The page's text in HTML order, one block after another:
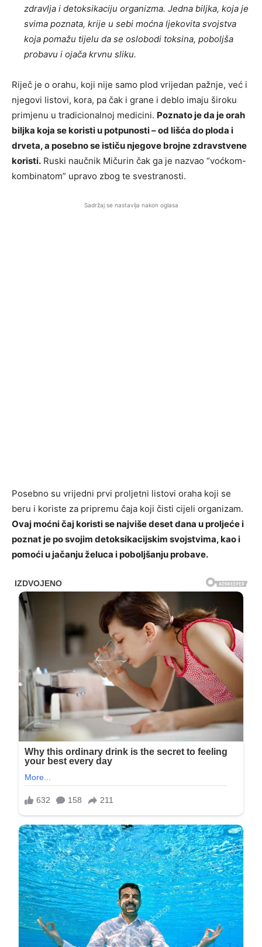
zdravlja i detoksikaciju organizma. Jedna biljka, koja je
svima poznata, krije u sebi moćna ljekovita svojstva
koja pomažu tijelu da se oslobodi toksina, poboljša
probavu i ojača krvnu sliku.
Riječ je o orahu, koji nije samo plod vrijedan pažnje, već i
njegovi listovi, kora, pa čak i grane i deblo imaju široku
primjenu u tradicionalnoj medicini. Poznato je da je orah
biljka koja se koristi u potpunosti – od lišća do ploda i
drveta, a posebno se ističu njegove brojne zdravstvene
koristi. Ruski naučnik Mičurin čak ga je nazvao “voćkom-
kombinatom” upravo zbog te svestranosti.
Sadržaj se nastavlja nakon oglasa
Posebno su vrijedni prvi proljetni listovi oraha koji se
beru i koriste za pripremu čaja koji čisti cijeli organizam.
Ovaj moćni čaj koristi se najviše deset dana u proljeće i
poznat je po svojim detoksikacijskim svojstvima, kao i
pomoći u jačanju želuca i poboljšanju probave.